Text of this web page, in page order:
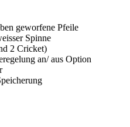
geworfene Pfeile
Spinne
2 Cricket)
an/ aus Option